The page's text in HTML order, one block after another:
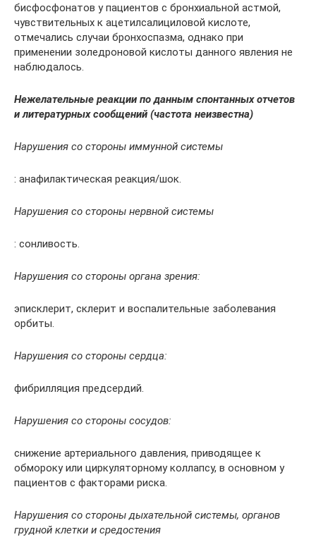
бисфосфонатов у пациентов с бронхиальной астмой,
чувствительных к ацетилсалициловой кислоте,
отмечались случаи бронхоспазма, однако при
применении золедроновой кислоты данного явления не
наблюдалось.
Нежелательные реакции по данным спонтанных отчетов
и литературных сообщений (частота неизвестна)
Нарушения со стороны иммунной системы
: анафилактическая реакция/шок.
Нарушения со стороны нервной системы
: сонливость.
Нарушения со стороны органа зрения:
эписклерит, склерит и воспалительные заболевания
орбиты.
Нарушения со стороны сердца:
фибрилляция предсердий.
Нарушения со стороны сосудов:
снижение артериального давления, приводящее к
обмороку или циркуляторному коллапсу, в основном у
пациентов с факторами риска.
Нарушения со стороны дыхательной системы, органов
грудной клетки и средостения